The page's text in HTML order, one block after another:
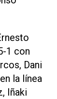
1 con
Dani
la línea
Iñaki